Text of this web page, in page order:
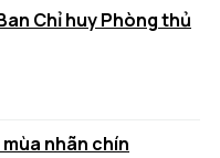
Chỉ huy Phòng thủ
nhãn chín